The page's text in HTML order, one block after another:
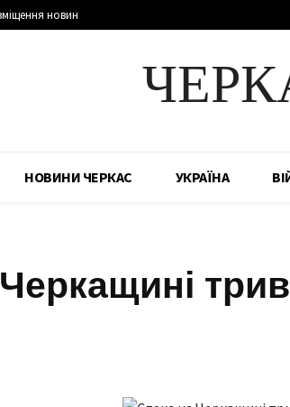
новин
НОВИНИ ЧЕРКАС УКРАЇНА